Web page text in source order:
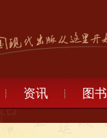
资讯 图书